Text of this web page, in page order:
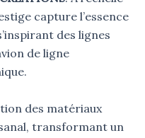
capture l’essence
des lignes
de ligne
des matériaux
transformant un